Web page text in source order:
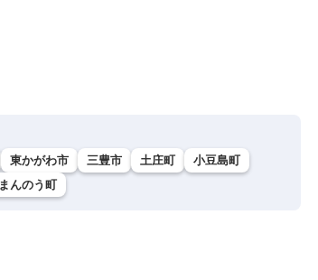
東かがわ市 三豊市 土庄町
小豆島町
まんのう町